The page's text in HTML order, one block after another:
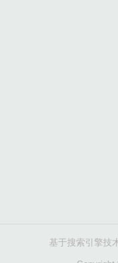
基于搜索引擎技